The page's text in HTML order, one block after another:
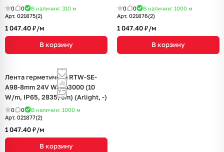
10 Вт/м, IP65)
0 0 В наличии: 310 м
Арт. 021875(2)
1 047.40 ₽/м
В корзину
0 0 В наличии: 1000 м
Арт. 021876(2)
1 047.40 ₽/м
В корзину
Лента герметичная RTW-SE-
A98-8mm 24V Warm3000 (10
W/m, IP65, 2835, 5m) (Arlight, -)
0 0 В наличии: 1000 м
Арт. 021877(2)
1 047.40 ₽/м
В корзину